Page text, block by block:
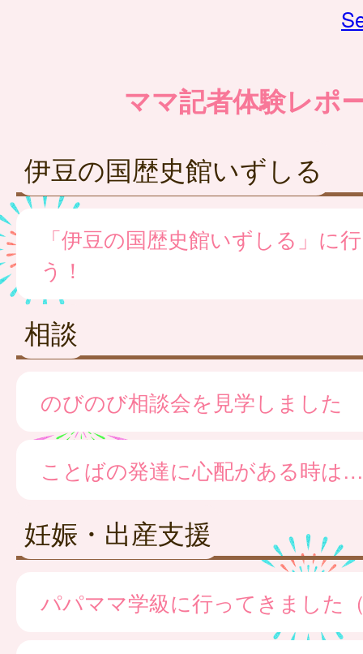
ママ記者体験レポ
伊豆の国歴史館いずしる
「伊豆の国歴史館いずしる」に
う！
相談
のびのび相談会を見学しました
ことばの発達に心配がある時
妊娠・出産支援
パパママ学級に行ってきました